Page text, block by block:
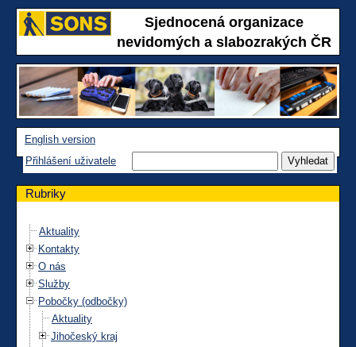
Sjednocená organizace
nevidomých a slabozrakých ČR
English version
Přihlášení uživatele
Rubriky
Aktuality
Kontakty
O nás
Služby
Pobočky (odbočky)
Aktuality
Jihočeský kraj